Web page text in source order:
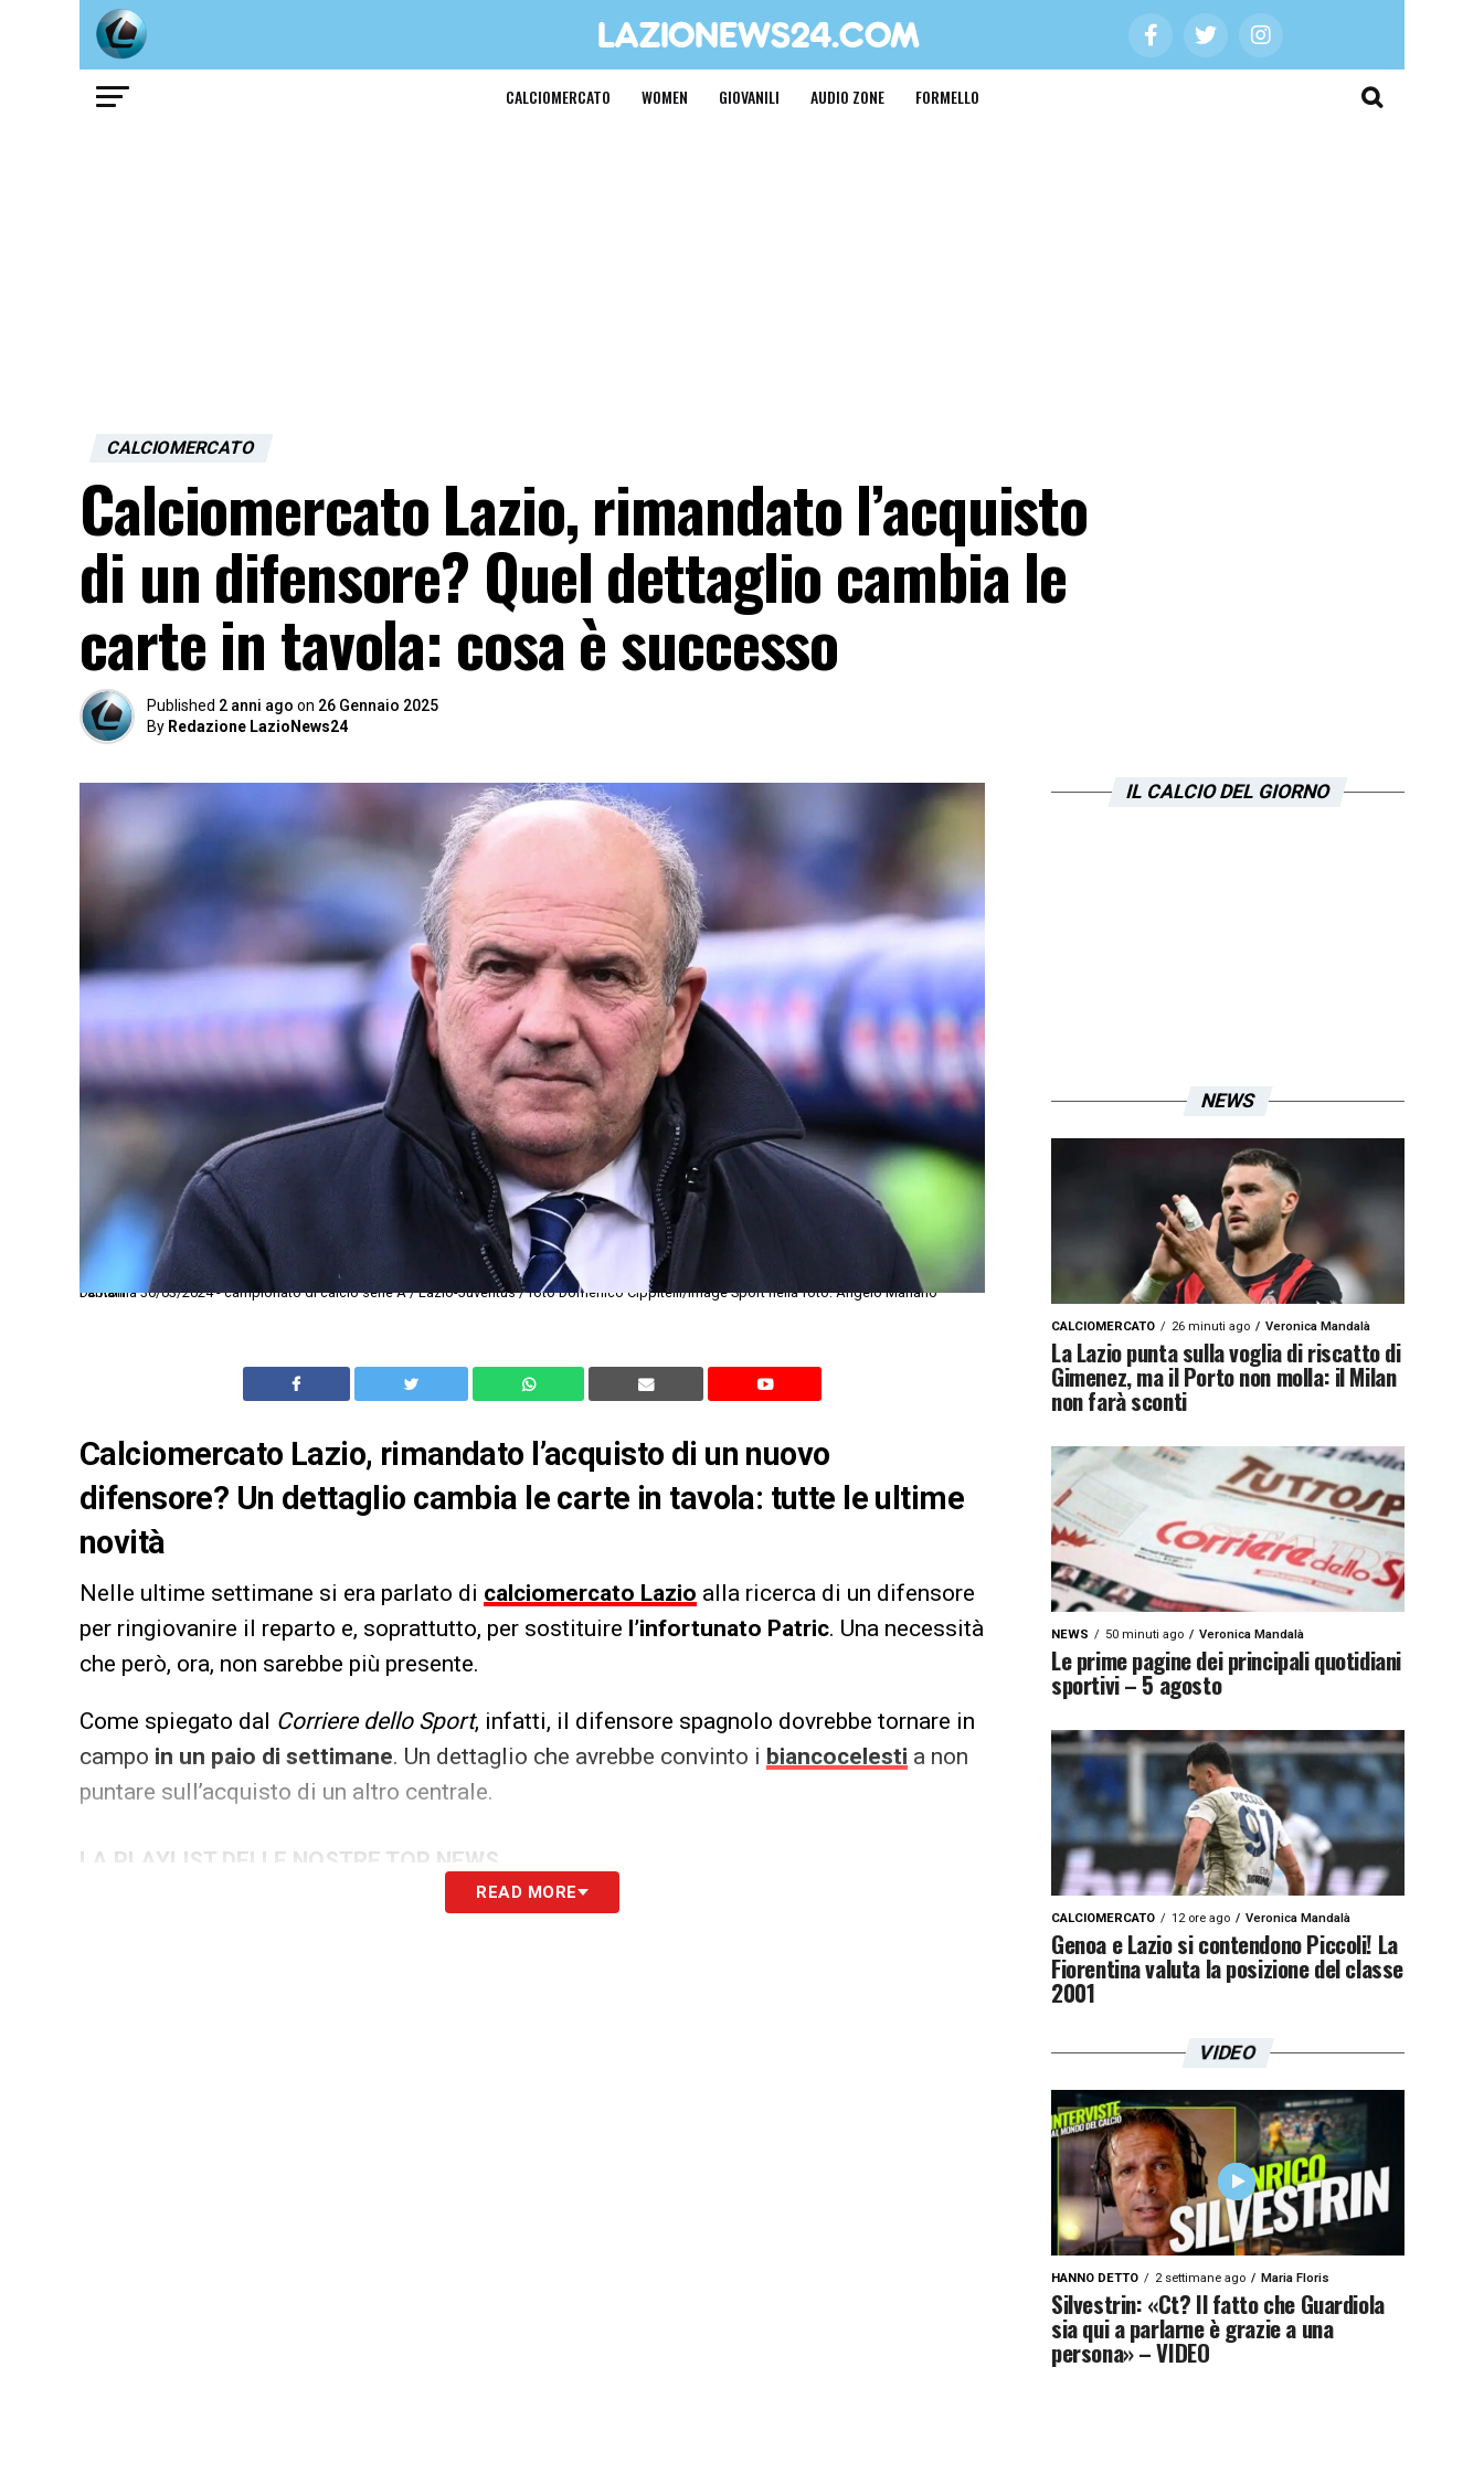
CALCIOMERCATO WOMEN GIOVANILI AUDIO ZONE FORMELLO
CALCIOMERCATO
Calciomercato Lazio, rimandato l’acquisto
di un difensore? Quel dettaglio cambia le
carte in tavola: cosa è successo
Published 2 anni ago on 26 Gennaio 2025
By Redazione LazioNews24
Dc Roma 30/03/2024 - campionato di calcio serie A / Lazio-Juventus / foto Domenico Cippitelli/Image Sport nella foto: Angelo Mariano Fabiani
Calciomercato Lazio, rimandato l’acquisto di un nuovo
difensore? Un dettaglio cambia le carte in tavola: tutte le ultime
novità
Nelle ultime settimane si era parlato di calciomercato Lazio alla ricerca di un difensore
per ringiovanire il reparto e, soprattutto, per sostituire l’infortunato Patric. Una necessità
che però, ora, non sarebbe più presente.
Come spiegato dal Corriere dello Sport, infatti, il difensore spagnolo dovrebbe tornare in
campo in un paio di settimane. Un dettaglio che avrebbe convinto i biancocelesti a non
puntare sull’acquisto di un altro centrale.
LA PLAYLIST DELLE NOSTRE TOP NEWS
READ MORE
IL CALCIO DEL GIORNO
NEWS
CALCIOMERCATO 26 minuti ago Veronica Mandalà
La Lazio punta sulla voglia di riscatto di
Gimenez, ma il Porto non molla: il Milan
non farà sconti
NEWS 50 minuti ago Veronica Mandalà
Le prime pagine dei principali quotidiani
sportivi – 5 agosto
CALCIOMERCATO 12 ore ago Veronica Mandalà
Genoa e Lazio si contendono Piccoli! La
Fiorentina valuta la posizione del classe
2001
VIDEO
HANNO DETTO 2 settimane ago Maria Floris
Silvestrin: «Ct? Il fatto che Guardiola
sia qui a parlarne è grazie a una
persona» – VIDEO